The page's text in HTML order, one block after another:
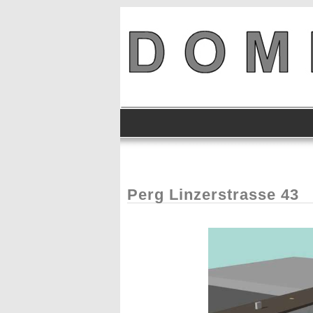
Perg Linzerstrasse 43